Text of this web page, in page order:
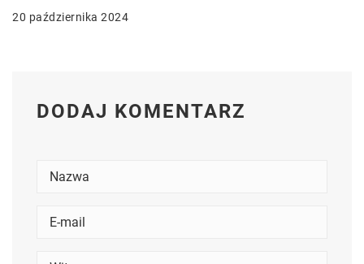
20 października 2024
DODAJ KOMENTARZ